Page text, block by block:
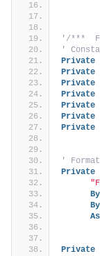
'/***
'
Private
Private
Private
Private
Private
Private
Private
'
Private
As
Private